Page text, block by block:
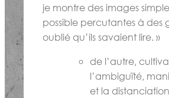
je montre des images
possible percutantes à des
oublié qu’ils savaient lire. »
de l’autre,
l’ambiguïté,
et la